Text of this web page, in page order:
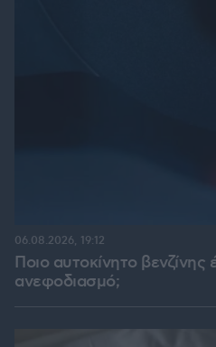
Ποιο αυτοκίνητο
ανεφοδιασμό;
06.08.2026, 19:12